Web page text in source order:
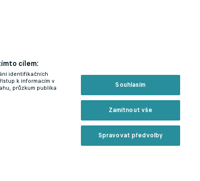
cílem:
identifikačních
k informacím v
průzkum publika
Souhlasím
Zamítnout vše
Spravovat předvolby